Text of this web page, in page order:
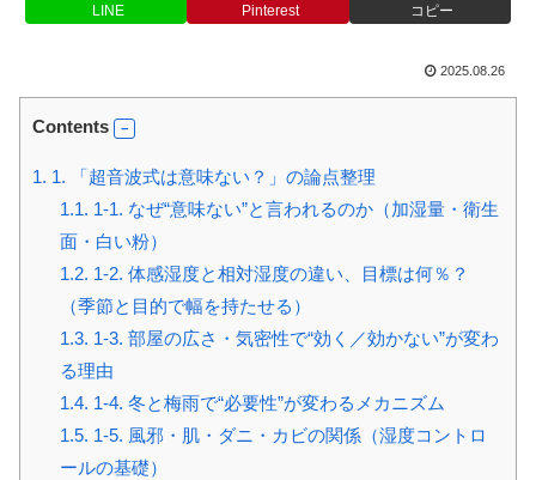
LINE Pinterest コピー
2025.08.26
Contents
1. 1. 「超音波式は意味ない？」の論点整理
1.1. 1-1. なぜ“意味ない”と言われるのか（加湿量・衛生
面・白い粉）
1.2. 1-2. 体感湿度と相対湿度の違い、目標は何％？
（季節と目的で幅を持たせる）
1.3. 1-3. 部屋の広さ・気密性で“効く／効かない”が変わ
る理由
1.4. 1-4. 冬と梅雨で“必要性”が変わるメカニズム
1.5. 1-5. 風邪・肌・ダニ・カビの関係（湿度コントロ
ールの基礎）